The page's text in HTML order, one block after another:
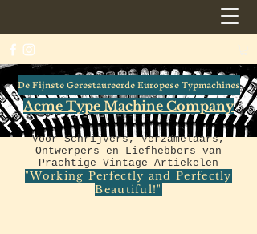
De Fijnste Gerestaureerde Europese Typmachines
Acme Type Machine Company
Voor Schrijvers, Verzamelaars,
Ontwerpers en Liefhebbers van
Prachtige Vintage Artiekelen
"Working Perfectly and Perfectly
Beautiful!"